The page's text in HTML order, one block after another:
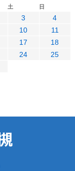
土 日
3
4
10
11
17
18
24
25